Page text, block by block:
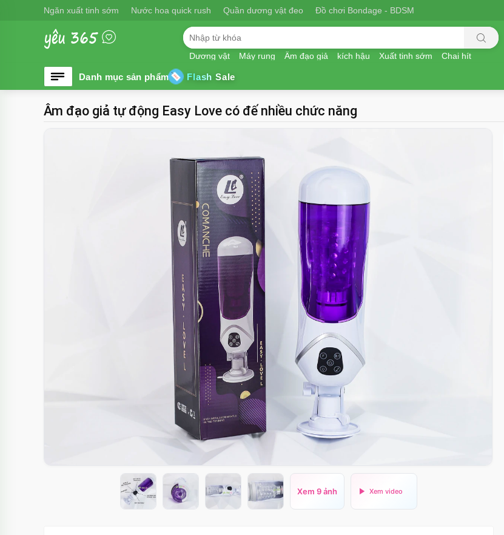
Ngăn xuất tinh sớm Nước hoa quick rush Quần dương vật đeo Đồ chơi Bondage - BDSM
Dương vật Máy rung Âm đạo giả kích hậu Xuất tinh sớm Chai hít
Flash Sale
Âm đạo giả tự động Easy Love có đế nhiều chức năng
Xem 9 ảnh